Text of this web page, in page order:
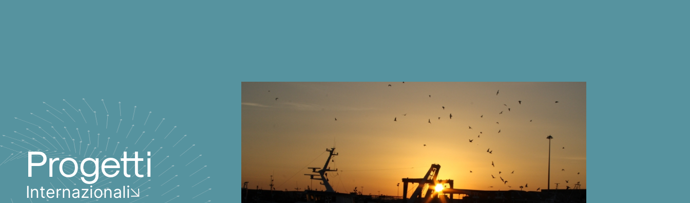
Progetti
Internazionali